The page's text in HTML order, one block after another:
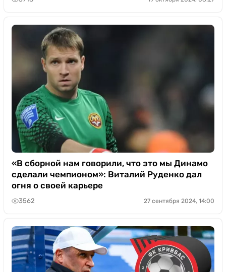
«В сборной нам говорили, что это мы Динамо
сделали чемпионом»: Виталий Руденко дал
огня о своей карьере
3562 27 сентября 2024, 14:00